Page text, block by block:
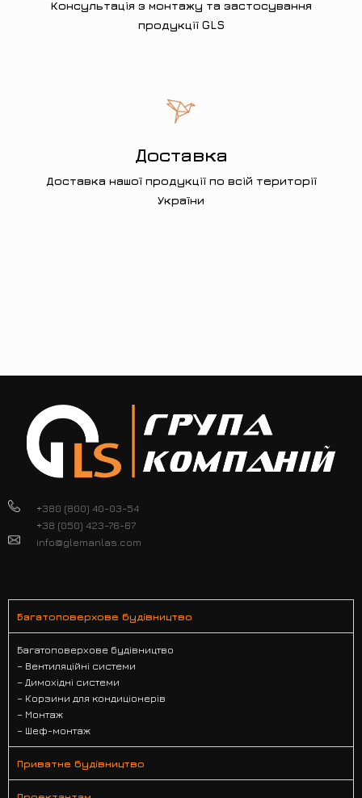
Консультація з монтажу та застосування
продукції GLS
Доставка
Доставка нашої продукції по всій території
України
+380 (800) 40-03-54
+38 (050) 423-76-67
info@glemanlas.com
Багатоповерхове будівництво
Багатоповерхове будівництво
– Вентиляційні системи
– Димохідні системи
– Корзини для кондиціонерів
– Монтаж
– Шеф-монтаж
Приватне будівництво